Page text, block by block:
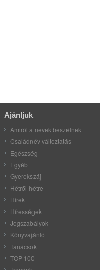
Ajánljuk
Amiről a nevek beszélnek
Családnév változtatás
Egészség
Egyéb
Gyerekszáj
Hétről-hétre
Hírek
Hírességek
Jogszabályok
Könyvajánló
Tanácsok
TOP 100